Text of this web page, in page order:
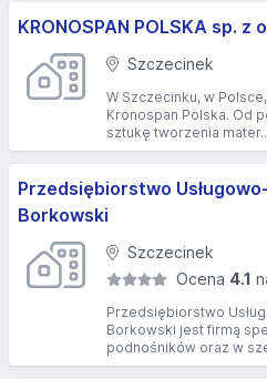
KRONOSPAN POLSKA sp. z
Szczecinek
W Szczecinku, w
Kronospan Polska. Od
sztukę tworzenia
Przedsiębiorstwo
Borkowski
Szczecinek
Ocena 4.1
Przedsiębiorstwo
Borkowski jest firmą
podnośników oraz w